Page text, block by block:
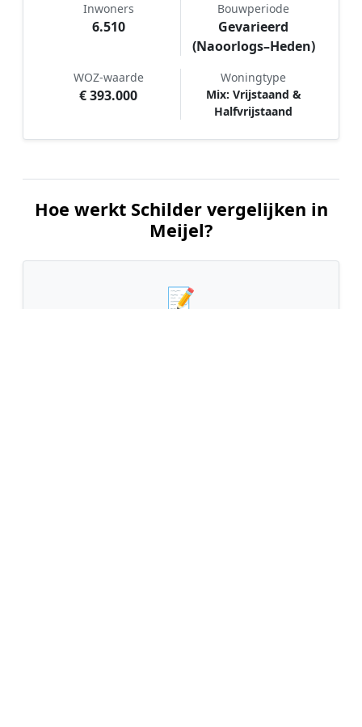
Inwoners
6.510
Bouwperiode
Gevarieerd
(Naoorlogs–Heden)
WOZ-waarde
€ 393.000
Woningtype
Mix: Vrijstaand &
Halfvrijstaand
Hoe werkt Schilder vergelijken in
Meijel?
📝